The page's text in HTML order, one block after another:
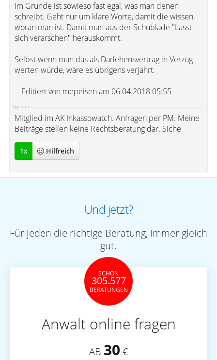
Im Grunde ist sowieso fast egal, was man denen
schreibt. Geht nur um klare Worte, damit die wissen,
woran man ist. Damit man aus der Schublade "Lässt
sich verarschen" herauskommt.
Selbst wenn man das als Darlehensvertrag in Verzug
werten würde, wäre es übrigens verjährt.
-- Editiert von mepeisen am 06.04.2018 05:55
Signatur:
Mitglied im AK Inkassowatch. Anfragen per PM. Meine
Beiträge stellen keine Rechtsberatung dar. Siche
1x Hilfreich
Und jetzt?
Für jeden die richtige Beratung, immer gleich
gut.
SCHON
305.577
BERATUNGEN
Anwalt online fragen
AB 30 €